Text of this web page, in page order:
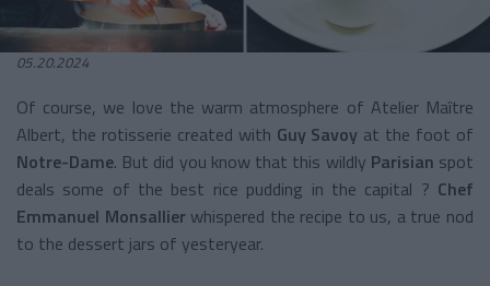
05.20.2024
Of course, we love the warm atmosphere of Atelier Maître
Albert, the rotisserie created with Guy Savoy at the foot of
Notre-Dame. But did you know that this wildly Parisian spot
deals some of the best rice pudding in the capital ? Chef
Emmanuel Monsallierwhispered the recipe to us, a true nod
to the dessert jars of yesteryear.